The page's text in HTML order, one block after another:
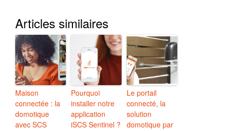
Articles similaires
Maison
connectée : la
domotique
avec SCS
Pourquoi
installer notre
application
iSCS Sentinel ?
Le portail
connecté, la
solution
domotique par